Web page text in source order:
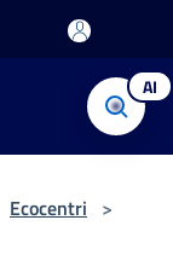
AI
Ecocentri >